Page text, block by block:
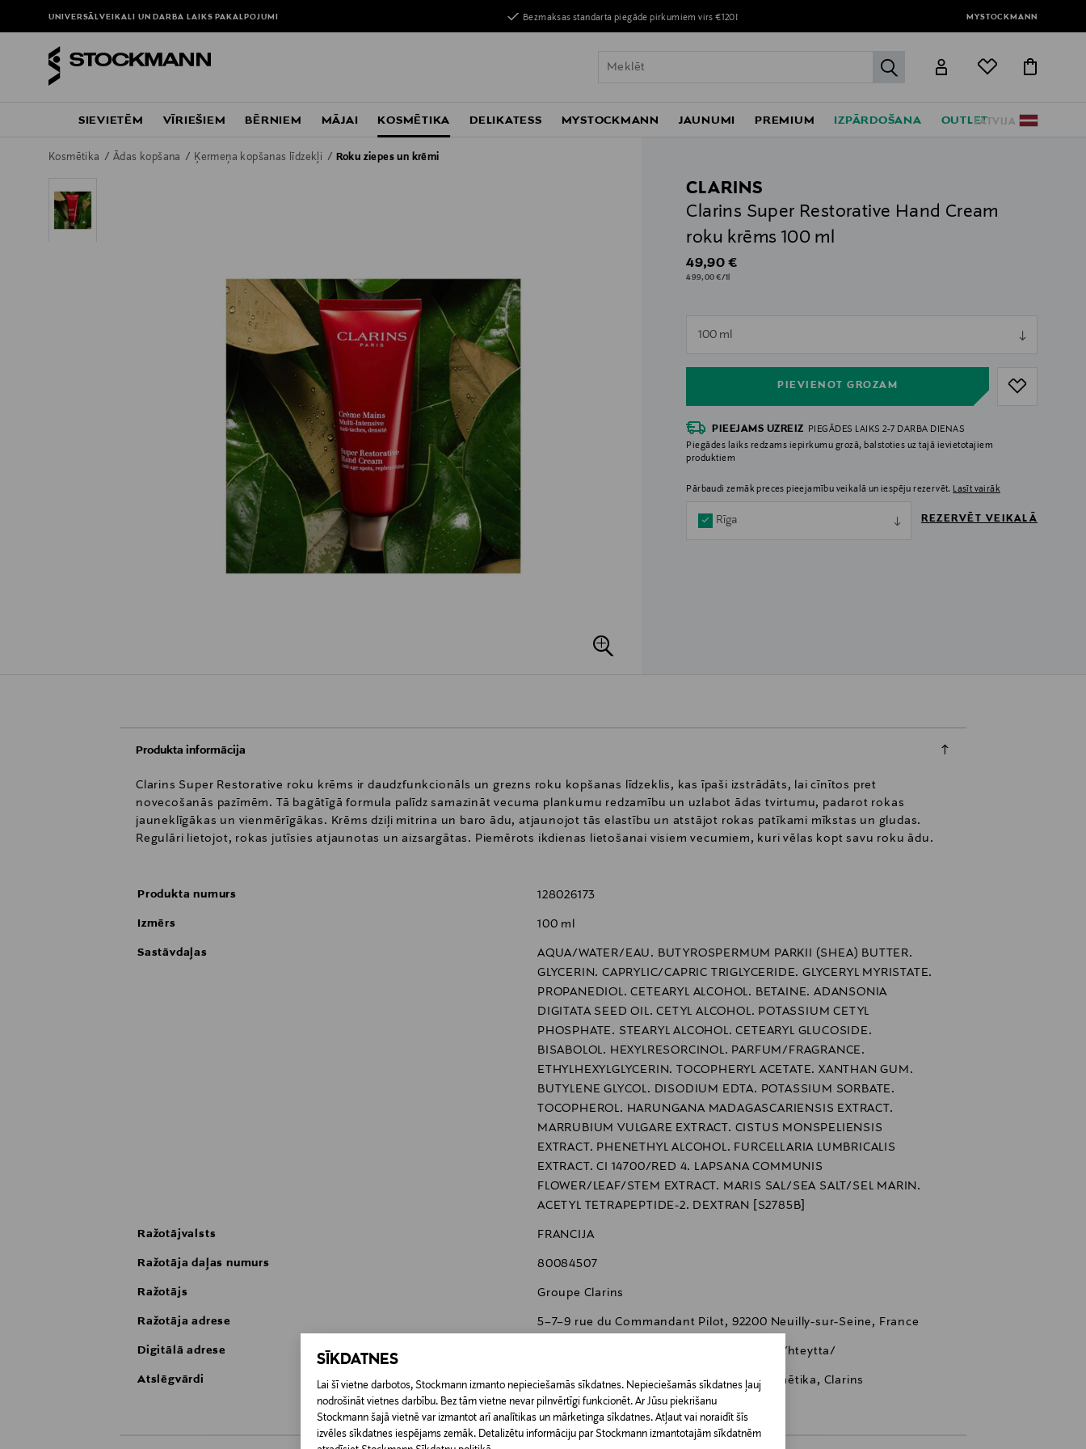
SĪKDATNES
Lai šī vietne darbotos, Stockmann izmanto nepieciešamās sīkdatnes. Nepieciešamās sīkdatnes ļauj
nodrošināt vietnes darbību. Bez tām vietne nevar pilnvērtīgi funkcionēt. Ar Jūsu piekrišanu
Stockmann šajā vietnē var izmantot arī analītikas un mārketinga sīkdatnes. Atļaut vai noraidīt šīs
izvēles sīkdatnes iespējams zemāk. Detalizētu informāciju par Stockmann izmantotajām sīkdatnēm
UNIVERSĀLVEIKALI UN DARBA LAIKSPAKALPOJUMI Bezmaksas standarta piegāde pirkumiem virs €120! MYSTOCKMANN
label.header.go
LATVIJA
SIEVIETĒM VĪRIEŠIEM BĒRNIEM MĀJAI KOSMĒTIKA DELIKATESS MYSTOCKMANN JAUNUMI PREMIUM IZPĀRDOŠANA OUTLET
Kosmētika Ādas kopšana Ķermeņa kopšanas līdzekļi Roku ziepes un krēmi
CLARINS
Clarins Super Restorative Hand Cream
roku krēms 100 ml
Original Price
49,90 €
499,00 €/1l
100 ml
PIEVIENOT GROZAM
null
PIEEJAMS UZREIZ
PIEGĀDES LAIKS 2-7 DARBA DIENAS
Piegādes laiks redzams iepirkumu grozā, balstoties uz tajā ievietotajiem
produktiem
Pārbaudi zemāk preces pieejamību veikalā un iespēju rezervēt. Lasīt vairāk
Rīga REZERVĒT VEIKALĀ
Produkta informācija
Clarins Super Restorative roku krēms ir daudzfunkcionāls un grezns roku kopšanas līdzeklis, kas īpaši izstrādāts, lai cīnītos pret
novecošanās pazīmēm. Tā bagātīgā formula palīdz samazināt vecuma plankumu redzamību un uzlabot ādas tvirtumu, padarot rokas
jauneklīgākas un vienmērīgākas. Krēms dziļi mitrina un baro ādu, atjaunojot tās elastību un atstājot rokas patīkami mīkstas un gludas.
Regulāri lietojot, rokas jutīsies atjaunotas un aizsargātas. Piemērots ikdienas lietošanai visiem vecumiem, kuri vēlas kopt savu roku ādu.
Produkta numurs 128026173
Izmērs 100 ml
Sastāvdaļas
AQUA/WATER/EAU. BUTYROSPERMUM PARKII (SHEA) BUTTER.
GLYCERIN. CAPRYLIC/CAPRIC TRIGLYCERIDE. GLYCERYL MYRISTATE.
PROPANEDIOL. CETEARYL ALCOHOL. BETAINE. ADANSONIA
DIGITATA SEED OIL. CETYL ALCOHOL. POTASSIUM CETYL
PHOSPHATE. STEARYL ALCOHOL. CETEARYL GLUCOSIDE.
BISABOLOL. HEXYLRESORCINOL. PARFUM/FRAGRANCE.
ETHYLHEXYLGLYCERIN. TOCOPHERYL ACETATE. XANTHAN GUM.
BUTYLENE GLYCOL. DISODIUM EDTA. POTASSIUM SORBATE.
TOCOPHEROL. HARUNGANA MADAGASCARIENSIS EXTRACT.
MARRUBIUM VULGARE EXTRACT. CISTUS MONSPELIENSIS
EXTRACT. PHENETHYL ALCOHOL. FURCELLARIA LUMBRICALIS
EXTRACT. CI 14700/RED 4. LAPSANA COMMUNIS
FLOWER/LEAF/STEM EXTRACT. MARIS SAL/SEA SALT/SEL MARIN.
ACETYL TETRAPEPTIDE-2. DEXTRAN [S2785B]
Ražotājvalsts FRANCIJA
Ražotāja daļas numurs 80084507
Ražotājs Groupe Clarins
Ražotāja adrese 5–7–9 rue du Commandant Pilot, 92200 Neuilly-sur-Seine, France
Digitālā adrese https://www.clarins.fi/Asiakaspalvelu-OtaYhteytta/
Atslēgvārdi roku krēms, ādas kopšana, anti-age, kosmētika, Clarins